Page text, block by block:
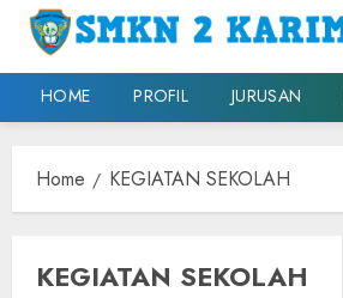
HOME PROFIL JURUSAN
Home KEGIATAN SEKOLAH
KEGIATAN SEKOLAH